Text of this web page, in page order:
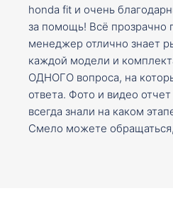
honda fit и очень
за помощь! Всё прозрачно
менеджер отлично знает
каждой модели и
ОДНОГО вопроса, на
ответа. Фото и видео
всегда знали на каком
Смело можете